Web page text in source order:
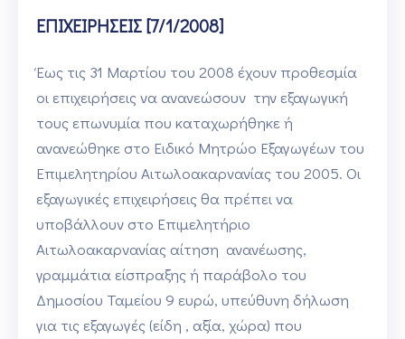
ΕΠΙΧΕΙΡΗΣΕΙΣ [7/1/2008]
Έως τις 31 Μαρτίου του 2008 έχουν προθεσμία
οι επιχειρήσεις να ανανεώσουν την εξαγωγική
τους επωνυμία που καταχωρήθηκε ή
ανανεώθηκε στο Ειδικό Μητρώο Εξαγωγέων του
Επιμελητηρίου Αιτωλοακαρνανίας του 2005. Οι
εξαγωγικές επιχειρήσεις θα πρέπει να
υποβάλλουν στο Επιμελητήριο
Αιτωλοακαρνανίας αίτηση ανανέωσης,
γραμμάτια είσπραξης ή παράβολο του
Δημοσίου Ταμείου 9 ευρώ, υπεύθυνη δήλωση
για τις εξαγωγές (είδη , αξία, χώρα) που